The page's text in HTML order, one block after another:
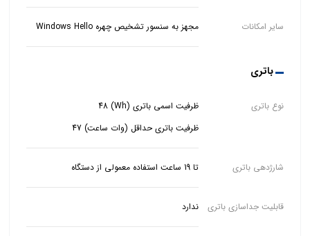
سایر امکانات مجهز به سنسور تشخیص چهره Windows Hello
باتری
نوع باتری
ظرفیت اسمی باتری (Wh) 48
ظرفیت باتری حداقل (وات ساعت) 47
شارژدهی باتری تا 19 ساعت استفاده معمولی از دستگاه
قابلیت جداسازی باتری ندارد